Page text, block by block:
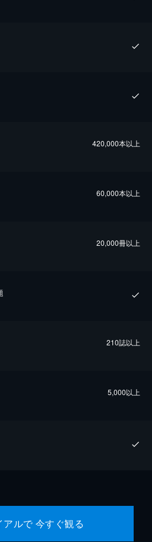
420,000本以上
60,000本以上
20,000冊以上
210誌以上
5,000以上
ルで 今すぐ観る